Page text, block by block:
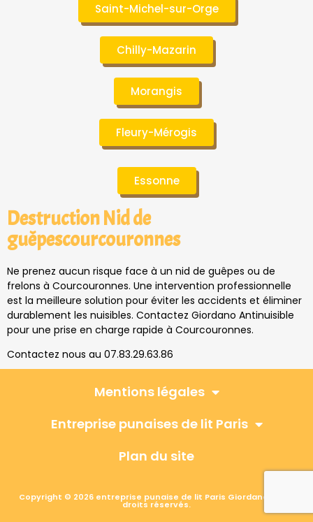
Saint-Michel-sur-Orge
Chilly-Mazarin
Morangis
Fleury-Mérogis
Essonne
Destruction Nid de
guêpescourcouronnes
Ne prenez aucun risque face à un nid de guêpes ou de
frelons à Courcouronnes. Une intervention professionnelle
est la meilleure solution pour éviter les accidents et éliminer
durablement les nuisibles. Contactez Giordano Antinuisible
pour une prise en charge rapide à Courcouronnes.
Contactez nous au 07.83.29.63.86
Mentions légales
Entreprise punaises de lit Paris
Plan du site
Copyright © 2026 entreprise punaise de lit Paris Giordano, Tous
droits réservés.